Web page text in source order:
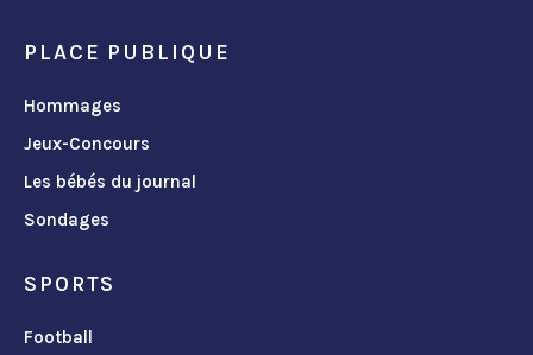
PLACE PUBLIQUE
Hommages
Jeux-Concours
Les bébés du journal
Sondages
SPORTS
Football